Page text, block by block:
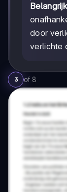
door
verlichte
3 of 8